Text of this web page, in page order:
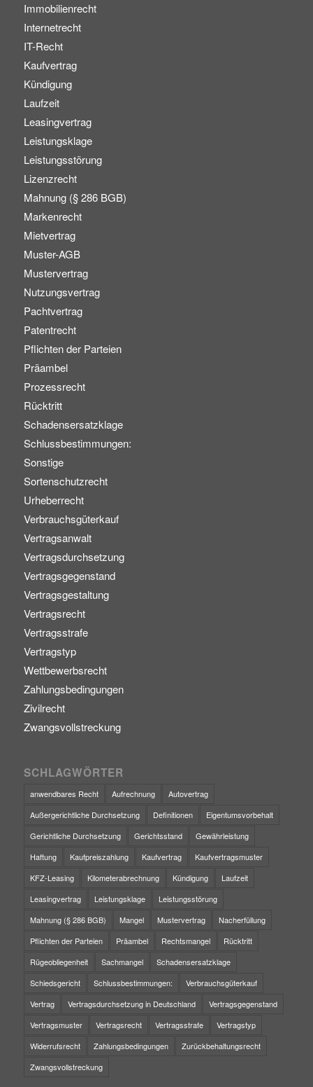
Immobilienrecht
Internetrecht
IT-Recht
Kaufvertrag
Kündigung
Laufzeit
Leasingvertrag
Leistungsklage
Leistungsstörung
Lizenzrecht
Mahnung (§ 286 BGB)
Markenrecht
Mietvertrag
Muster-AGB
Mustervertrag
Nutzungsvertrag
Pachtvertrag
Patentrecht
Pflichten der Parteien
Präambel
Prozessrecht
Rücktritt
Schadensersatzklage
Schlussbestimmungen:
Sonstige
Sortenschutzrecht
Urheberrecht
Verbrauchsgüterkauf
Vertragsanwalt
Vertragsdurchsetzung
Vertragsgegenstand
Vertragsgestaltung
Vertragsrecht
Vertragsstrafe
Vertragstyp
Wettbewerbsrecht
Zahlungsbedingungen
Zivilrecht
Zwangsvollstreckung
SCHLAGWÖRTER
anwendbares Recht Aufrechnung
Autovertrag
Außergerichtliche Durchsetzung
Definitionen
Eigentumsvorbehalt
Gerichtliche Durchsetzung
Gerichtsstand
Gewährleistung
Haftung
Kaufpreiszahlung Kaufvertrag
Kaufvertragsmuster
KFZ-Leasing
Kilometerabrechnung Kündigung
Laufzeit
Leasingvertrag
Leistungsklage
Leistungsstörung
Mahnung (§ 286 BGB)
Mangel Mustervertrag
Nacherfüllung
Pflichten der Parteien
Präambel Rechtsmangel
Rücktritt
Rügeobliegenheit
Sachmangel
Schadensersatzklage
Schiedsgericht
Schlussbestimmungen:
Verbrauchsgüterkauf
Vertrag
Vertragsdurchsetzung in Deutschland
Vertragsgegenstand
Vertragsmuster
Vertragsrecht Vertragsstrafe
Vertragstyp
Widerrufsrecht
Zahlungsbedingungen
Zurückbehaltungsrecht
Zwangsvollstreckung